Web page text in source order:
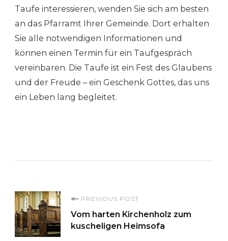
Taufe interessieren, wenden Sie sich am besten
an das Pfarramt Ihrer Gemeinde. Dort erhalten
Sie alle notwendigen Informationen und
können einen Termin für ein Taufgespräch
vereinbaren. Die Taufe ist ein Fest des Glaubens
und der Freude – ein Geschenk Gottes, das uns
ein Leben lang begleitet.
Post
Navigation
PREVIOUS POST
Vom harten Kirchenholz zum
kuscheligen Heimsofa